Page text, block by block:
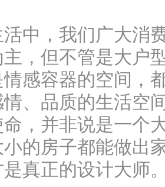
中，我们广大消
，但不管是大户
感容器的空间，
、品质的生活空
，并非说是一个
的房子都能做出
真正的设计大师